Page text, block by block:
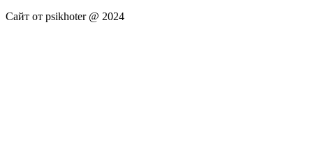
Сайт от psikhoter @ 2024